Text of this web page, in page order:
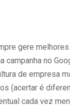
gere
no
de empresa
(acertar é
cada vez